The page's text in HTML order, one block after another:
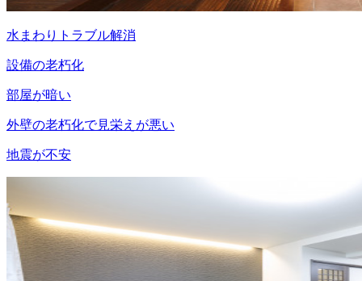
水まわりトラブル解消
設備の老朽化
部屋が暗い
外壁の老朽化で見栄えが悪い
地震が不安